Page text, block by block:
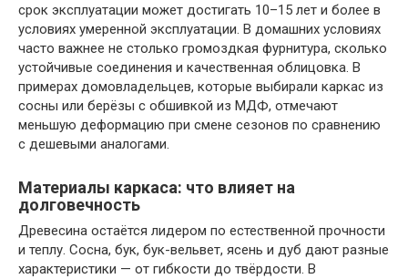
срок эксплуатации может достигать 10–15 лет и более в
условиях умеренной эксплуатации. В домашних условиях
часто важнее не столько громоздкая фурнитура, сколько
устойчивые соединения и качественная облицовка. В
примерах домовладельцев, которые выбирали каркас из
сосны или берёзы с обшивкой из МДФ, отмечают
меньшую деформацию при смене сезонов по сравнению
с дешевыми аналогами.
Материалы каркаса: что влияет на
долговечность
Древесина остаётся лидером по естественной прочности
и теплу. Сосна, бук, бук-вельвет, ясень и дуб дают разные
характеристики — от гибкости до твёрдости. В